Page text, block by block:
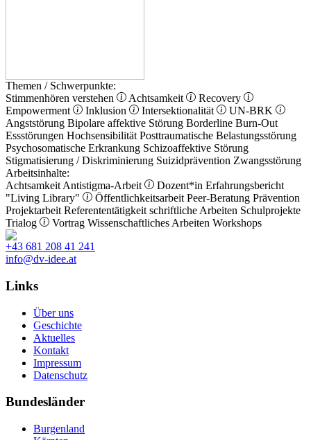
Themen / Schwerpunkte:
Stimmenhören verstehen
Achtsamkeit
Recovery
Empowerment
Inklusion Intersektionalität
UN-BRK
Angststörung Bipolare affektive Störung Borderline Burn-Out
Essstörungen Hochsensibilität Posttraumatische Belastungsstörung
Psychosomatische Erkrankung Schizoaffektive Störung
Stigmatisierung / Diskriminierung Suizidprävention Zwangsstörung
Arbeitsinhalte:
Achtsamkeit Antistigma-Arbeit Dozent*in Erfahrungsbericht
"Living Library"
Öffentlichkeitsarbeit Peer-Beratung Prävention
Projektarbeit Referententätigkeit schriftliche Arbeiten Schulprojekte
Trialog
Vortrag Wissenschaftliches Arbeiten Workshops
+43 681 208 41 241
info@dv-idee.at
Links
Über uns
Geschichte
Aktuelles
Kontakt
Impressum
Datenschutz
Bundesländer
Burgenland